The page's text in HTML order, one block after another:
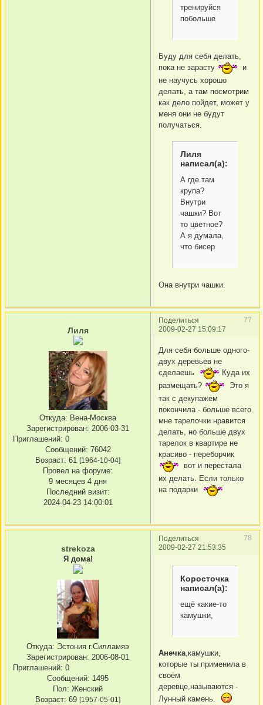
тренируйся
побольше
Буду для себя делать,
пока не зарасту
и
не научусь хорошо
делать, а там посмотрим
как дело пойдет, может у
меня они не будут
получаться.
Лиля
написал(а):
А где там
крупа?
Внутри
чашки? Вот
то цветное?
А я думала,
что бисер
Она внутри чашки.
Поделиться
77
2009-02-27 15:09:17
Лиля
Откуда: Вена-Москва
Зарегистрирован: 2006-03-31
Приглашений: 0
Сообщений: 76042
Возраст: 61 [1964-10-04]
Провел на форуме:
9 месяцев 4 дня
Последний визит:
2024-04-23 14:00:01
Для себя больше одного-
двух деревьев не
сделаешь
Куда их
размещать?
Это я
так с декупажем
покончила - больше всего
мне тарелочки нравится
делать, но больше двух
тарелок в квартире не
красиво - переборчик
вот и перестала
их делать. Если только
на подарки
Поделиться
78
2009-02-27 21:53:35
strekoza
Я дома!
Откуда: Эстония г.Силламяэ
Зарегистрирован: 2006-08-01
Приглашений: 0
Сообщений: 1495
Пол: Женский
Возраст: 69 [1957-05-01]
Коросточка
написал(а):
ещё какие-то
камушки,
Анечка ,камушки,
которые ты применила в
своём
деревце,называются -
Лунный камень.